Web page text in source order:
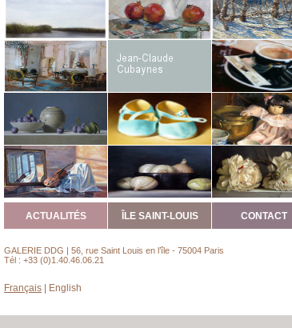
ACTUALITÉS ÎLE SAINT-LOUIS CONTACT
GALERIE DDG | 56, rue Saint Louis en l’île - 75004 Paris
Tél : +33 (0)1.40.46.06.21
Français English